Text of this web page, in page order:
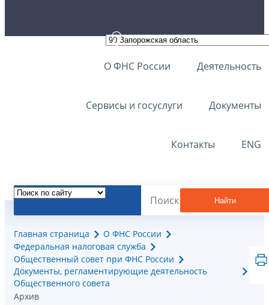
О ФНС России Деятельность
Сервисы и госуслуги Документы
Контакты ENG
Найти
Главная страница
О ФНС России
Федеральная налоговая служба
Общественный совет при ФНС России
Документы, регламентирующие деятельность
Общественного совета
Архив